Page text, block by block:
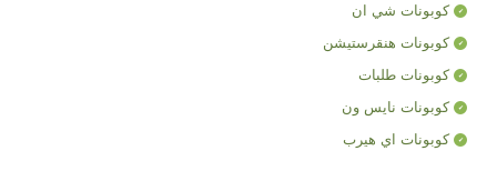
كوبونات شي ان
كوبونات هنقرستيشن
كوبونات طلبات
كوبونات نايس ون
كوبونات اي هيرب